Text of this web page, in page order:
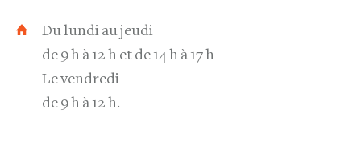
Du lundi au jeudi
de 9 h à 12 h et de 14 h à 17 h
Le vendredi
de 9 h à 12 h.